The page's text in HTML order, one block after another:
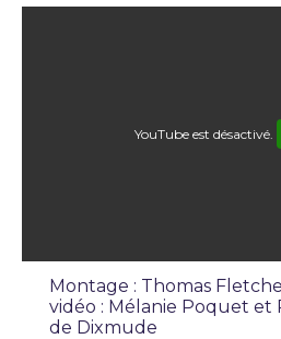
YouTube est désactivé.
Montage : Thomas
vidéo : Mélanie Poquet et
de Dixmude